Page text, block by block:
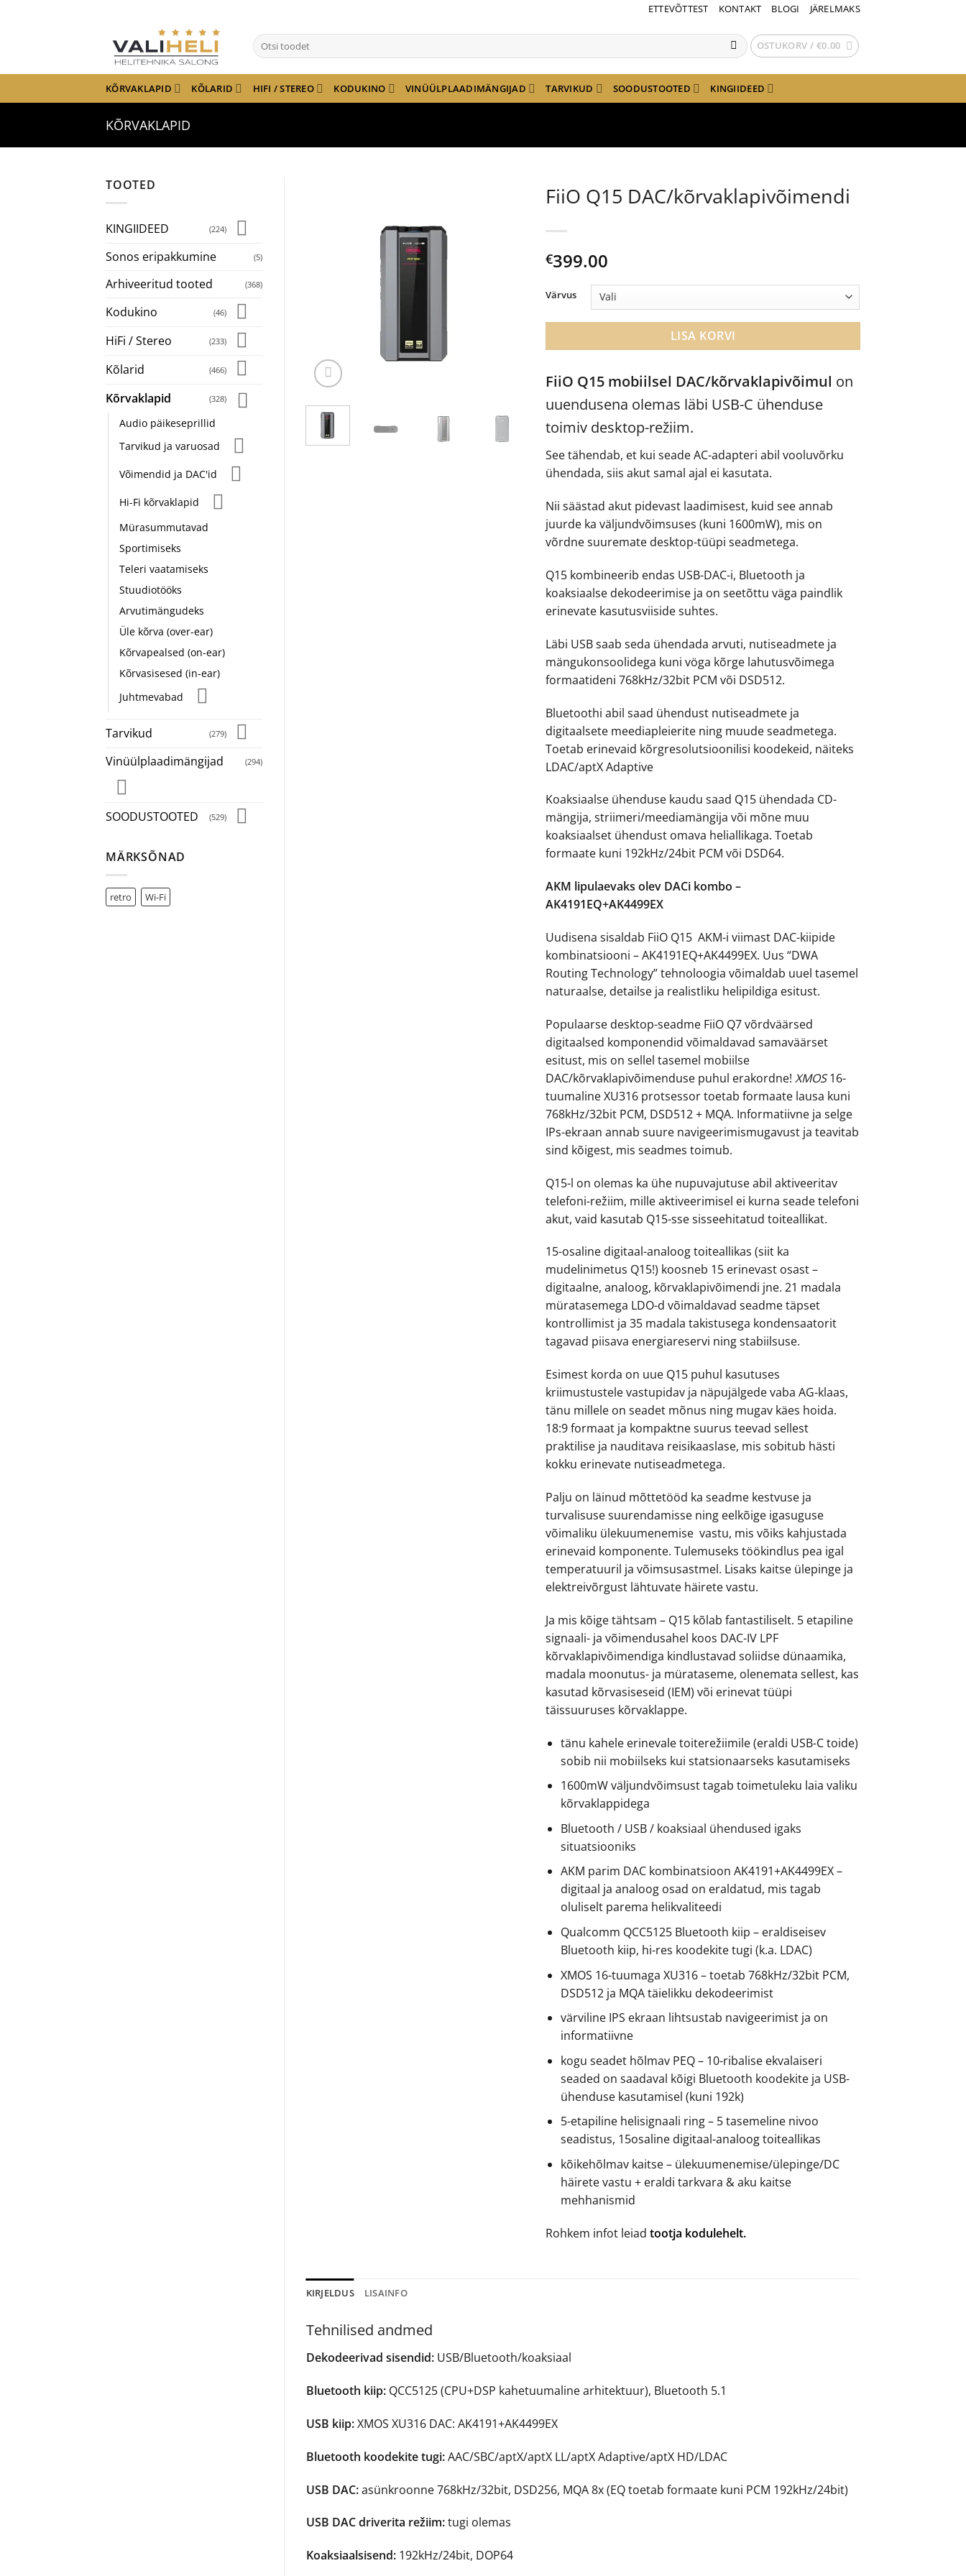
ETTEVÕTTEST KONTAKT BLOGI JÄRELMAKS
Otsi: OSTUKORV / €0.00
KÕRVAKLAPID KÕLARID HIFI / STEREO KODUKINO VINÜÜLPLAADIMÄNGIJAD TARVIKUD SOODUSTOOTED KINGIIDEED
KÕRVAKLAPID
TOOTED
KINGIIDEED (224)
Sonos eripakkumine (5)
Arhiveeritud tooted (368)
Kodukino (46)
HiFi / Stereo (233)
Kõlarid (466)
Kõrvaklapid (328)
Audio päikeseprillid
Tarvikud ja varuosad
Võimendid ja DAC'id
Hi-Fi kõrvaklapid
Mürasummutavad
Sportimiseks
Teleri vaatamiseks
Stuudiotööks
Arvutimängudeks
Üle kõrva (over-ear)
Kõrvapealsed (on-ear)
Kõrvasisesed (in-ear)
Juhtmevabad
Tarvikud (279)
Vinüülplaadimängijad (294)
SOODUSTOOTED (529)
MÄRKSÕNAD
retro Wi-Fi
FiiO Q15 DAC/kõrvaklapivõimendi
€399.00
FiiO Q15 mobiilsel DAC/kõrvaklapivõimul on
uuendusena olemas läbi USB-C ühenduse
toimiv desktop-režiim.
See tähendab, et kui seade AC-adapteri abil vooluvõrku
ühendada, siis akut samal ajal ei kasutata.
Nii säästad akut pidevast laadimisest, kuid see annab
juurde ka väljundvõimsuses (kuni 1600mW), mis on
võrdne suuremate desktop-tüüpi seadmetega.
Q15 kombineerib endas USB-DAC-i, Bluetooth ja
koaksiaalse dekodeerimise ja on seetõttu väga paindlik
erinevate kasutusviiside suhtes.
Läbi USB saab seda ühendada arvuti, nutiseadmete ja
mängukonsoolidega kuni vöga kõrge lahutusvõimega
formaatideni 768kHz/32bit PCM või DSD512.
Bluetoothi abil saad ühendust nutiseadmete ja
digitaalsete meediapleierite ning muude seadmetega.
Toetab erinevaid kõrgresolutsioonilisi koodekeid, näiteks
LDAC/aptX Adaptive
Koaksiaalse ühenduse kaudu saad Q15 ühendada CD-
mängija, striimeri/meediamängija või mõne muu
koaksiaalset ühendust omava heliallikaga. Toetab
formaate kuni 192kHz/24bit PCM või DSD64.
AKM lipulaevaks olev DACi kombo –
AK4191EQ+AK4499EX
Uudisena sisaldab FiiO Q15 AKM-i viimast DAC-kiipide
kombinatsiooni – AK4191EQ+AK4499EX. Uus “DWA
Routing Technology” tehnoloogia võimaldab uuel tasemel
naturaalse, detailse ja realistliku helipildiga esitust.
Populaarse desktop-seadme FiiO Q7 võrdväärsed
digitaalsed komponendid võimaldavad samaväärset
esitust, mis on sellel tasemel mobiilse
DAC/kõrvaklapivõimenduse puhul erakordne!XMOS16-
tuumaline XU316 protsessor toetab formaate lausa kuni
768kHz/32bit PCM, DSD512 + MQA. Informatiivne ja selge
IPs-ekraan annab suure navigeerimismugavust ja teavitab
sind kõigest, mis seadmes toimub.
Q15-l on olemas ka ühe nupuvajutuse abil aktiveeritav
telefoni-režiim, mille aktiveerimisel ei kurna seade telefoni
akut, vaid kasutab Q15-sse sisseehitatud toiteallikat.
15-osaline digitaal-analoog toiteallikas (siit ka
mudelinimetus Q15!) koosneb 15 erinevast osast –
digitaalne, analoog, kõrvaklapivõimendi jne. 21 madala
müratasemega LDO-d võimaldavad seadme täpset
kontrollimist ja 35 madala takistusega kondensaatorit
tagavad piisava energiareservi ning stabiilsuse.
Esimest korda on uue Q15 puhul kasutuses
kriimustustele vastupidav ja näpujälgede vaba AG-klaas,
tänu millele on seadet mõnus ning mugav käes hoida.
18:9 formaat ja kompaktne suurus teevad sellest
praktilise ja nauditava reisikaaslase, mis sobitub hästi
kokku erinevate nutiseadmetega.
Palju on läinud mõttetööd ka seadme kestvuse ja
turvalisuse suurendamisse ning eelkõige igasuguse
võimaliku ülekuumenemise vastu, mis võiks kahjustada
erinevaid komponente. Tulemuseks töökindlus pea igal
temperatuuril ja võimsusastmel. Lisaks kaitse ülepinge ja
elektreivõrgust lähtuvate häirete vastu.
Ja mis kõige tähtsam – Q15 kõlab fantastiliselt. 5 etapiline
signaali- ja võimendusahel koos DAC-IV LPF
kõrvaklapivõimendiga kindlustavad soliidse dünaamika,
madala moonutus- ja mürataseme, olenemata sellest, kas
kasutad kõrvasiseseid (IEM) või erinevat tüüpi
täissuuruses kõrvaklappe.
tänu kahele erinevale toiterežiimile (eraldi USB-C toide)
sobib nii mobiilseks kui statsionaarseks kasutamiseks
1600mW väljundvõimsust tagab toimetuleku laia valiku
kõrvaklappidega
Bluetooth / USB / koaksiaal ühendused igaks
situatsiooniks
AKM parim DAC kombinatsioon AK4191+AK4499EX –
digitaal ja analoog osad on eraldatud, mis tagab
oluliselt parema helikvaliteedi
Qualcomm QCC5125 Bluetooth kiip – eraldiseisev
Bluetooth kiip, hi-res koodekite tugi (k.a. LDAC)
XMOS 16-tuumaga XU316 – toetab 768kHz/32bit PCM,
DSD512 ja MQA täielikku dekodeerimist
värviline IPS ekraan lihtsustab navigeerimist ja on
informatiivne
kogu seadet hõlmav PEQ – 10-ribalise ekvalaiseri
seaded on saadaval kõigi Bluetooth koodekite ja USB-
ühenduse kasutamisel (kuni 192k)
5-etapiline helisignaali ring – 5 tasemeline nivoo
seadistus, 15osaline digitaal-analoog toiteallikas
kõikehõlmav kaitse – ülekuumenemise/ülepinge/DC
häirete vastu + eraldi tarkvara & aku kaitse
mehhanismid
Rohkem infot leiadtootja kodulehelt.
Värvus
LISA KORVI
KIRJELDUS LISAINFO
Tehnilised andmed
Dekodeerivad sisendid:USB/Bluetooth/koaksiaal
Bluetooth kiip:QCC5125 (CPU+DSP kahetuumaline arhitektuur), Bluetooth 5.1
USB kiip:XMOS XU316 DAC: AK4191+AK4499EX
Bluetooth koodekite tugi:AAC/SBC/aptX/aptX LL/aptX Adaptive/aptX HD/LDAC
USB DAC:asünkroonne 768kHz/32bit, DSD256, MQA 8x (EQ toetab formaate kuni PCM 192kHz/24bit)
USB DAC driverita režiim:tugi olemas
Koaksiaalsisend:192kHz/24bit, DOP64